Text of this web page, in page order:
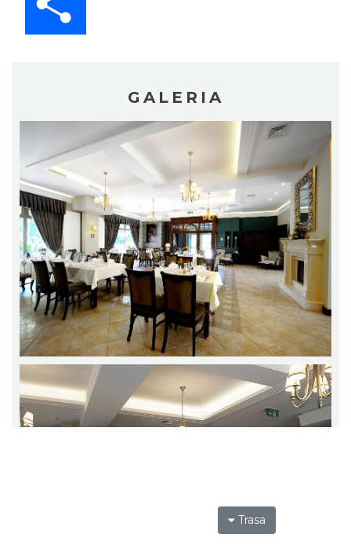
GALERIA
Trasa